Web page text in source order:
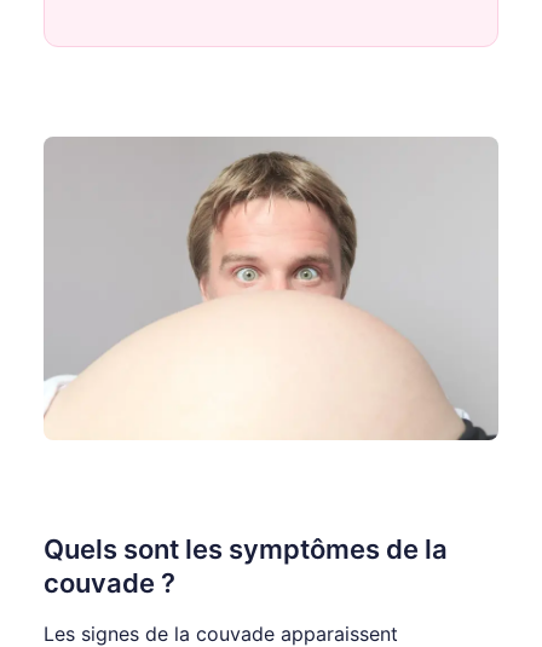
Quels sont les symptômes de la
couvade ?
Les signes de la couvade apparaissent